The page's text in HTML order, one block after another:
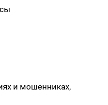
и мошенниках,